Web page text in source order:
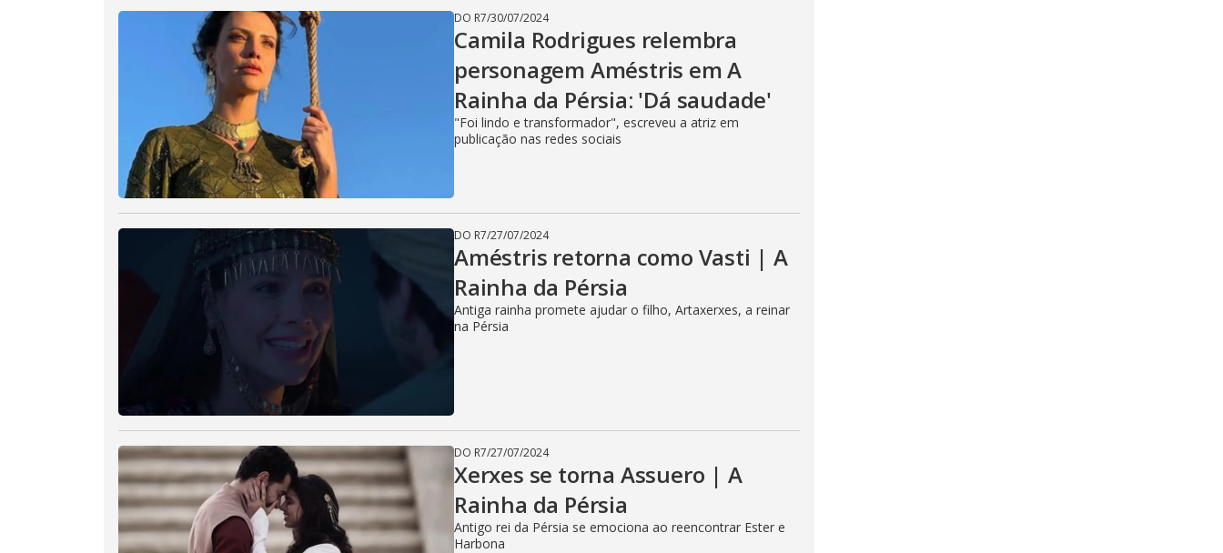
DO R7/30/07/2024
Camila Rodrigues relembra
personagem Améstris em A
Rainha da Pérsia: 'Dá saudade'
"Foi lindo e transformador", escreveu a atriz em
publicação nas redes sociais
DO R7/27/07/2024
Améstris retorna como Vasti | A
Rainha da Pérsia
Antiga rainha promete ajudar o filho, Artaxerxes, a reinar
na Pérsia
DO R7/27/07/2024
Xerxes se torna Assuero | A
Rainha da Pérsia
Antigo rei da Pérsia se emociona ao reencontrar Ester e
Harbona